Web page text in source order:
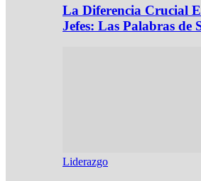
La Diferencia Crucial
Jefes: Las Palabras de
Liderazgo